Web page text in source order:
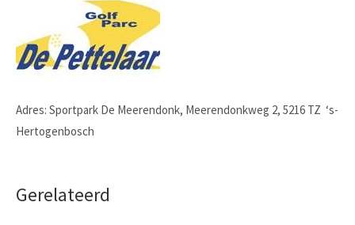
Adres: Sportpark De Meerendonk, Meerendonkweg 2, 5216 TZ ‘s-
Hertogenbosch
Gerelateerd